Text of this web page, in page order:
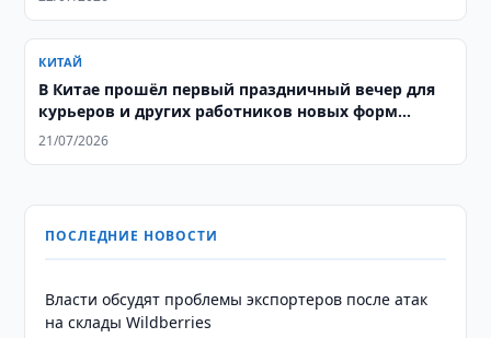
КИТАЙ
В Китае прошёл первый праздничный вечер для
курьеров и других работников новых форм
занятости
21/07/2026
ПОСЛЕДНИЕ НОВОСТИ
Власти обсудят проблемы экспортеров после атак
на склады Wildberries